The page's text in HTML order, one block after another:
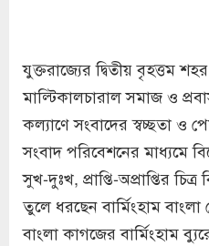
যুক্তরাজ্যের দ্বিতীয় বৃহত্তম
মাল্টিকালচারাল সমাজ ও
কল্যাণে সংবাদের স্বচ্ছতা ও
সংবাদ পরিবেশনের মাধ্যমে
সুখ-দুঃখ, প্রাপ্তি-অপ্রাপ্তির চিত্র
তুলে ধরছেন বার্মিংহাম বাংলা
বাংলা কাগজের বার্মিংহাম